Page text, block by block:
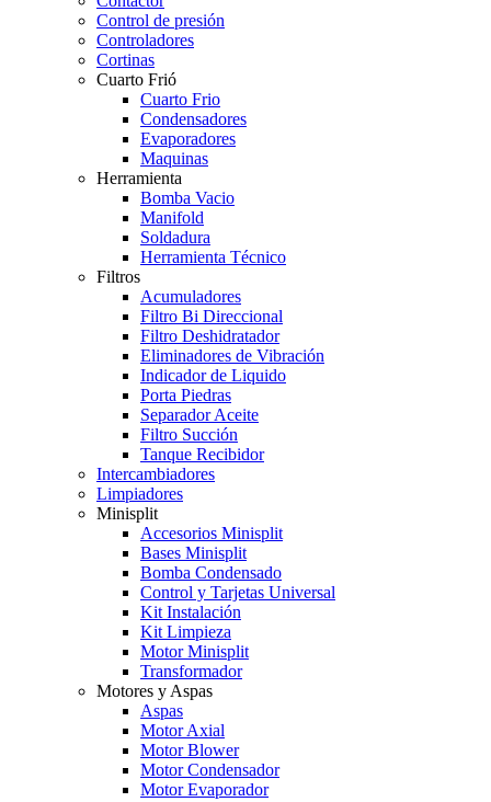
Control de presión
Controladores
Cortinas
Cuarto Frió
Cuarto Frio
Condensadores
Evaporadores
Maquinas
Herramienta
Bomba Vacio
Manifold
Soldadura
Herramienta Técnico
Filtros
Acumuladores
Filtro Bi Direccional
Filtro Deshidratador
Eliminadores de Vibración
Indicador de Liquido
Porta Piedras
Separador Aceite
Filtro Succión
Tanque Recibidor
Intercambiadores
Limpiadores
Minisplit
Accesorios Minisplit
Bases Minisplit
Bomba Condensado
Control y Tarjetas Universal
Kit Instalación
Kit Limpieza
Motor Minisplit
Transformador
Motores y Aspas
Aspas
Motor Axial
Motor Blower
Motor Condensador
Motor Evaporador